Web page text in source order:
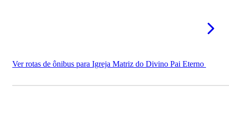
Ver rotas de ônibus para Igreja Matriz do Divino Pai Eterno